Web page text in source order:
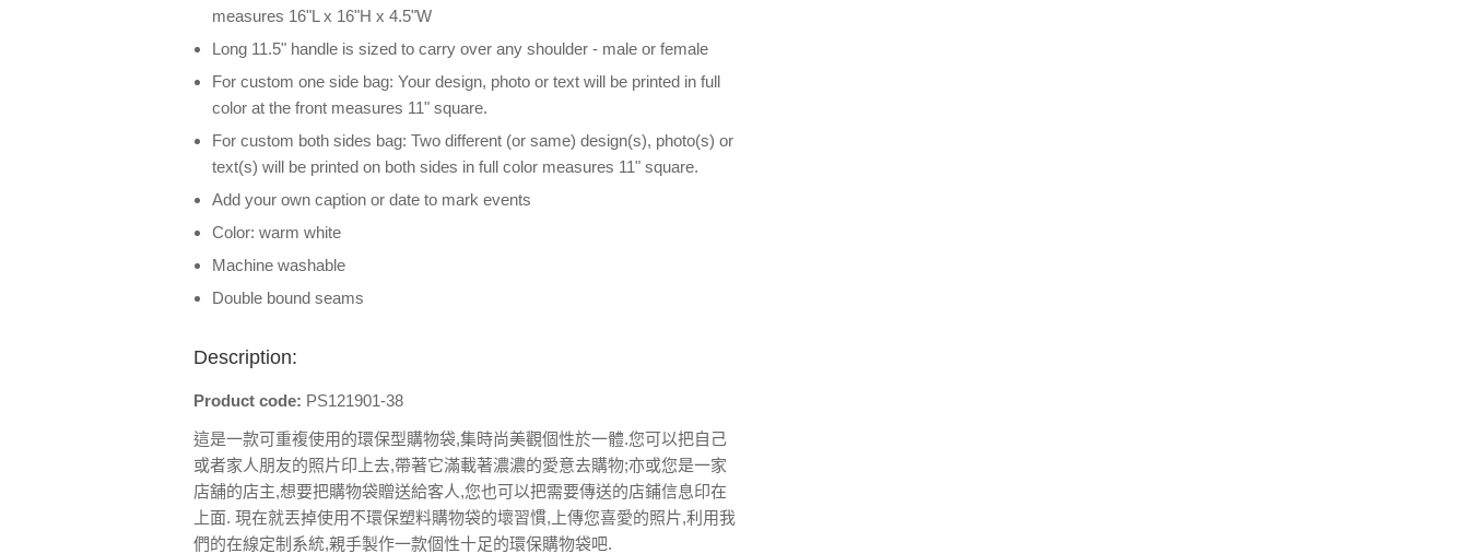
measures 16"L x 16"H x 4.5"W
Long 11.5" handle is sized to carry over any shoulder - male or female
For custom one side bag: Your design, photo or text will be printed in full
color at the front measures 11" square.
For custom both sides bag: Two different (or same) design(s), photo(s) or
text(s) will be printed on both sides in full color measures 11" square.
Add your own caption or date to mark events
Color: warm white
Machine washable
Double bound seams
Description:
Product code: PS121901-38
這是一款可重複使用的環保型購物袋,集時尚美觀個性於一體.您可以把自己
或者家人朋友的照片印上去,帶著它滿載著濃濃的愛意去購物;亦或您是一家
店舖的店主,想要把購物袋贈送給客人,您也可以把需要傳送的店鋪信息印在
上面. 現在就丟掉使用不環保塑料購物袋的壞習慣,上傳您喜愛的照片,利用我
們的在線定制系統,親手製作一款個性十足的環保購物袋吧.